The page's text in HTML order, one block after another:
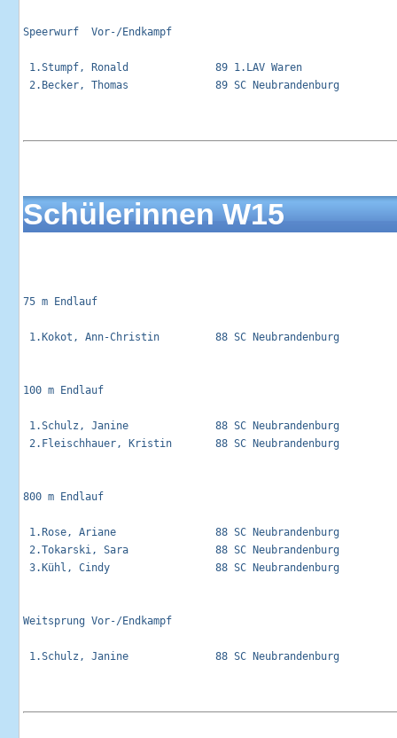
Speerwurf  Vor-/Endkampf
1.Stumpf, Ronald              89 1.LAV Waren
2.Becker, Thomas              89 SC Neubrandenburg
Schülerinnen W15
75 m Endlauf
1.Kokot, Ann-Christin         88 SC Neubrandenburg
100 m Endlauf
1.Schulz, Janine              88 SC Neubrandenburg
2.Fleischhauer, Kristin       88 SC Neubrandenburg
800 m Endlauf
1.Rose, Ariane                88 SC Neubrandenburg
2.Tokarski, Sara              88 SC Neubrandenburg
3.Kühl, Cindy                 88 SC Neubrandenburg
Weitsprung Vor-/Endkampf
1.Schulz, Janine              88 SC